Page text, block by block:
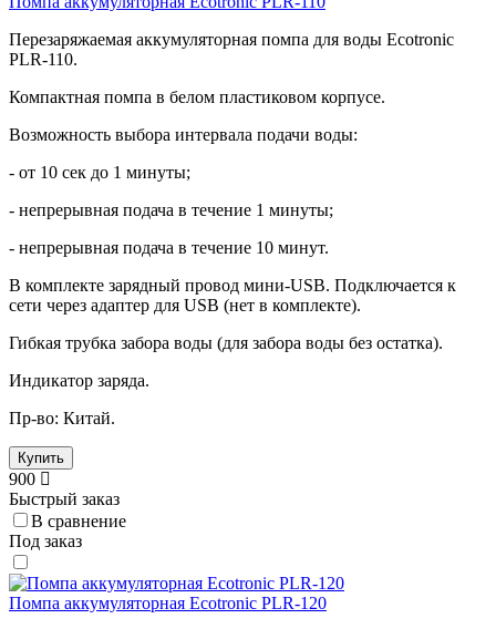
Перезаряжаемая аккумуляторная помпа для воды Ecotronic
PLR-110.
Компактная помпа в белом пластиковом корпусе.
Возможность выбора интервала подачи воды:
- от 10 сек до 1 минуты;
- непрерывная подача в течение 1 минуты;
- непрерывная подача в течение 10 минут.
В комплекте зарядный провод мини-USB. Подключается к
сети через адаптер для USB (нет в комплекте).
Гибкая трубка забора воды (для забора воды без остатка).
Индикатор заряда.
Пр-во: Китай.
Купить
900
Быстрый заказ
В сравнение
Под заказ
Помпа аккумуляторная Ecotronic PLR-120